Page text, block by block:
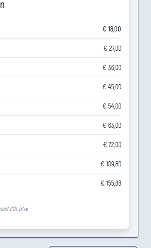
€ 18,00
€ 27,00
€ 36,00
€ 45,00
€ 54,00
€ 63,00
€ 72,00
€ 109,80
€ 155,88
21% btw.